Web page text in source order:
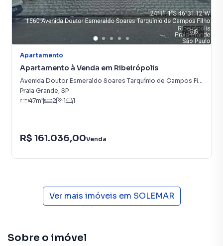
5
Apartamento
Apartamento à Venda em Ribeirópolis
Avenida Doutor Esmeraldo Soares Tarquínio de Campos Filho
Praia Grande, SP
47m² 2 1 1
R$ 161.036,00Venda
Ver mais imóveis em SOLEMAR
Sobre o imóvel